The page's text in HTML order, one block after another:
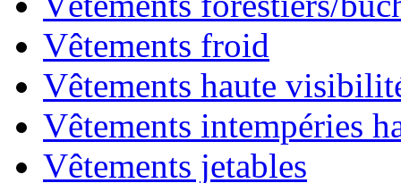
Vêtements froid
Vêtements haute
Vêtements intempéries
Vêtements jetables